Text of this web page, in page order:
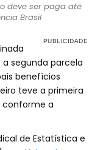
deve ser paga até
Brasil
segunda parcela
benefícios
teve a primeira
conforme a
de Estatística e